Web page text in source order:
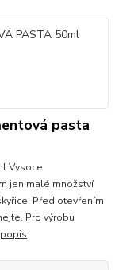
pasta
Vysoce
jen malé množství
Před otevřením
Pro výrobu